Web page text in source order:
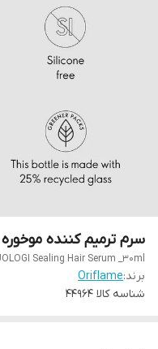
سرم ترمیم کننده موخوره
Sealing Hair Serum _30ml
برند:Oriflame
شناسه کالا 44964